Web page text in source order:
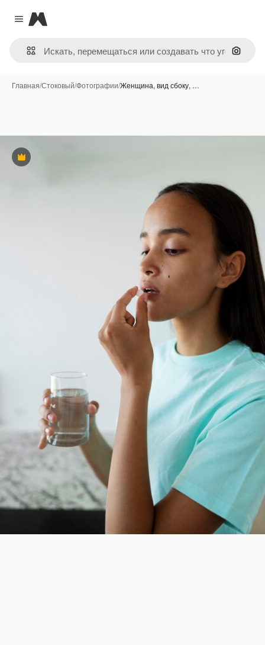
Close menu
Magnific
Поиск
Главная/Стоковый/Фотографии/Женщина, вид сбоку, …
Премиум